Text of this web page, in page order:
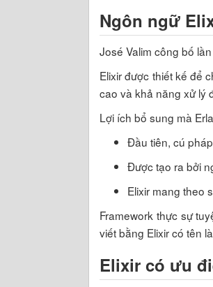
Ngôn ngữ
José Valim công bố
Elixir được thiết kế để
cao và khả năng xử lý
Lợi ích bổ sung mà
Đầu tiên, cú
Được tạo ra bởi
Elixir mang theo
Framework thực sự
viết bằng Elixir có tên
Elixir có ưu